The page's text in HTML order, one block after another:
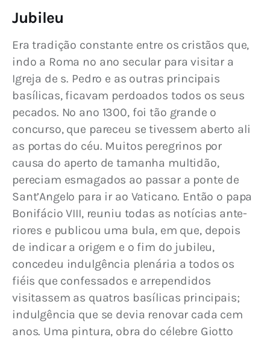
Jubileu
Era tradição constante entre os cristãos que,
indo a Roma no ano secular para visitar a
Igreja de s. Pedro e as outras principais
basílicas, ficavam perdoados todos os seus
pecados. No ano 1300, foi tão grande o
concurso, que pareceu se tivessem aberto ali
as portas do céu. Muitos peregrinos por
causa do aperto de tamanha multidão,
pereciam esmagados ao passar a ponte de
Sant’Angelo para ir ao Vaticano. Então o pa­pa
Bonifácio VIII, reuniu todas as notícias ante­
riores e publicou uma bula, em que, depois
de indicar a origem e o fim do jubileu,
concedeu indulgência plenária a todos os
fiéis que confessados e arrependidos
visitassem as quatros basílicas principais;
indulgência que se devia renovar ca­da cem
anos. Uma pintura, obra do célebre Giotto